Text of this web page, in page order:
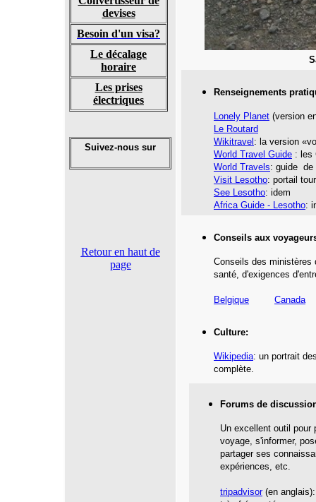
devises
Besoin d'un visa?
Le décalage
horaire
Les prises
électriques
Suivez-nous sur
Retour en haut de
page
Renseignements
Lonely Planet (version
Le Routard
Wikitravel : la version
World Travel Guide : les
World Travels: guide de
Visit Lesotho: portail
See Lesotho: idem
Africa Guide - Lesotho:
Conseils aux
Conseils des ministères
santé, d'exigences
Belgique Canada
Culture:
Wikipedia: un portrait
complète.
Forums de
Un excellent outil pour
voyage, s'informer,
partager ses
expériences, etc.
tripadvisor(en